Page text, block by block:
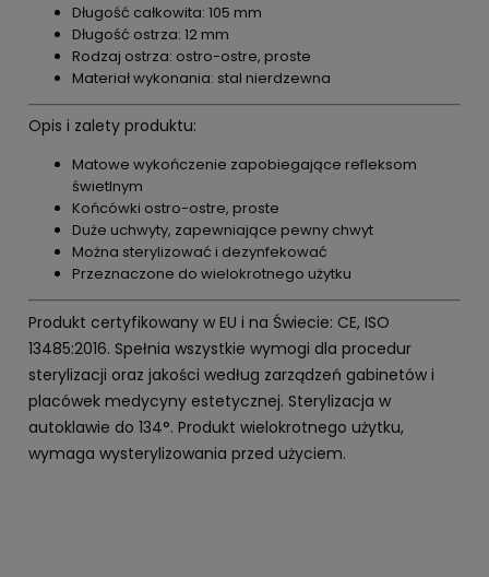
Długość całkowita: 105 mm
Długość ostrza: 12 mm
Rodzaj ostrza: ostro-ostre, proste
Materiał wykonania: stal nierdzewna
Opis i zalety produktu:
Matowe wykończenie zapobiegające refleksom
świetlnym
Końcówki ostro-ostre, proste
Duże uchwyty, zapewniające pewny chwyt
Można sterylizować i dezynfekować
Przeznaczone do wielokrotnego użytku
Produkt certyfikowany w EU i na Świecie: CE, ISO
13485:2016. Spełnia wszystkie wymogi dla procedur
sterylizacji oraz jakości według zarządzeń gabinetów i
placówek medycyny estetycznej. Sterylizacja w
autoklawie do 134°. Produkt wielokrotnego użytku,
wymaga wysterylizowania przed użyciem.